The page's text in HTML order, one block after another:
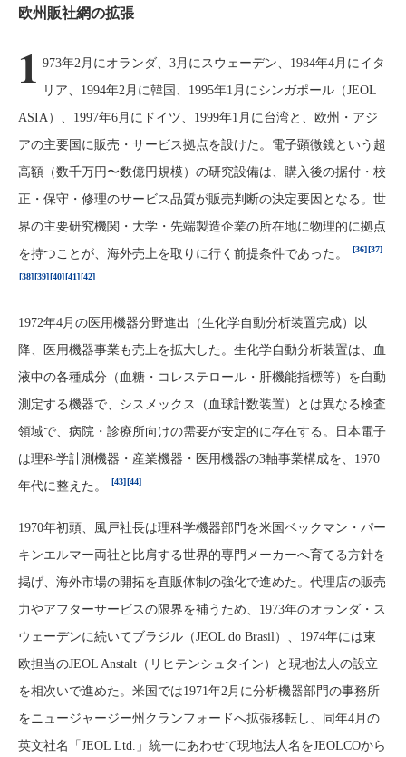
欧州販社網の拡張
1 973年2月にオランダ、3月にスウェーデン、1984年4月にイタ
リア、1994年2月に韓国、1995年1月にシンガポール（JEOL
ASIA）、1997年6月にドイツ、1999年1月に台湾と、欧州・アジ
アの主要国に販売・サービス拠点を設けた。電子顕微鏡という超
高額（数千万円〜数億円規模）の研究設備は、購入後の据付・校
正・保守・修理のサービス品質が販売判断の決定要因となる。世
界の主要研究機関・大学・先端製造企業の所在地に物理的に拠点
を持つことが、海外売上を取りに行く前提条件であった。
[36][37]
[38][39][40][41][42]
1972年4月の医用機器分野進出（生化学自動分析装置完成）以
降、医用機器事業も売上を拡大した。生化学自動分析装置は、血
液中の各種成分（血糖・コレステロール・肝機能指標等）を自動
測定する機器で、シスメックス（血球計数装置）とは異なる検査
領域で、病院・診療所向けの需要が安定的に存在する。日本電子
は理科学計測機器・産業機器・医用機器の3軸事業構成を、1970
年代に整えた。
[43][44]
1970年初頭、風戸社長は理科学機器部門を米国ベックマン・パー
キンエルマー両社と比肩する世界的専門メーカーへ育てる方針を
掲げ、海外市場の開拓を直販体制の強化で進めた。代理店の販売
力やアフターサービスの限界を補うため、1973年のオランダ・ス
ウェーデンに続いてブラジル（JEOL do Brasil）、1974年には東
欧担当のJEOL Anstalt（リヒテンシュタイン）と現地法人の設立
を相次いで進めた。米国では1971年2月に分析機器部門の事務所
をニュージャージー州クランフォードへ拡張移転し、同年4月の
英文社名「JEOL Ltd.」統一にあわせて現地法人名をJEOLCOから